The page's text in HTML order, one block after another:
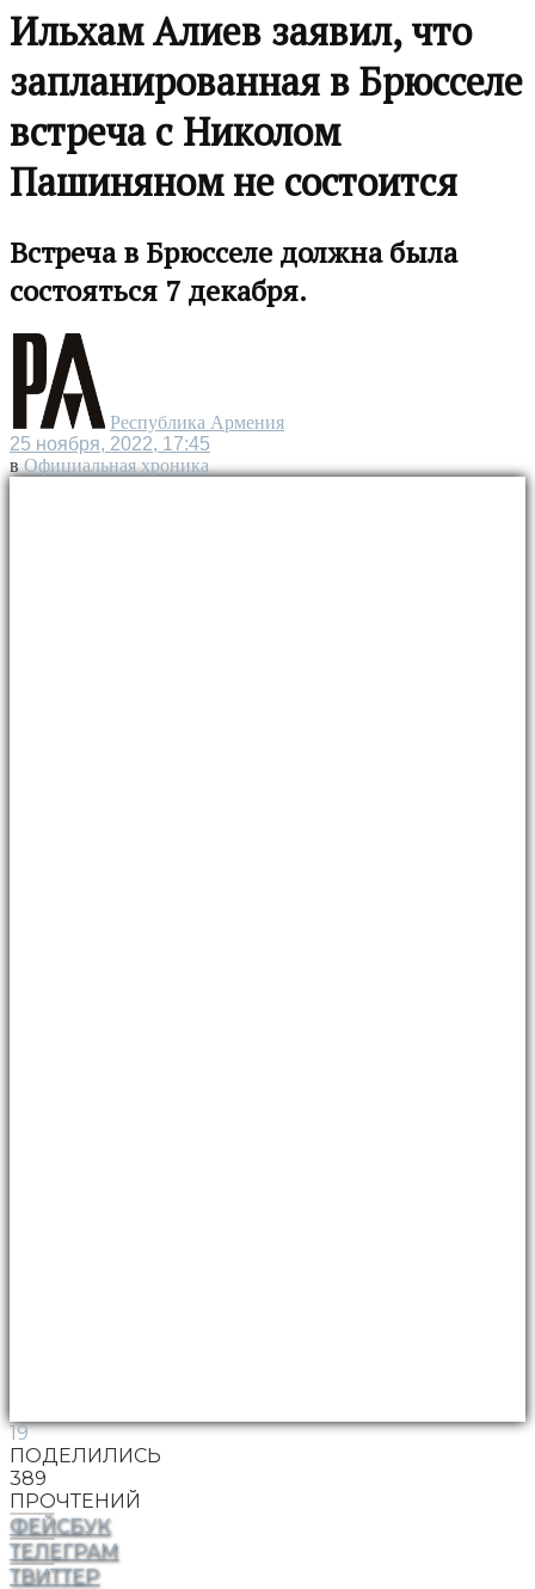
Ильхам Алиев заявил, что
запланированная в Брюсселе
встреча с Николом
Пашиняном не состоится
Встреча в Брюсселе должна была
состояться 7 декабря.
Республика Армения
25 ноября, 2022, 17:45
в Официальная хроника
19
ПОДЕЛИЛИСЬ
389
ПРОЧТЕНИЙ
ФЕЙСБУК
ТЕЛЕГРАМ
ТВИТТЕР